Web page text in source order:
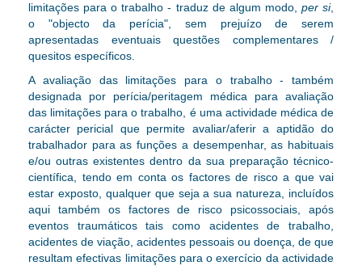
limitações para o trabalho - traduz de algum modo, per si,
o "objecto da perícia" , sem prejuízo de serem
apresentadas eventuais questões complementares /
quesitos específicos
A avaliação das limitações para o trabalho - também
designada por perícia/peritagem médica para avaliação
das limitações para o trabalho, é uma actividade médica de
carácter pericial que permite avaliar/aferir a aptidão do
trabalhador para as funções a desempenhar, as habituais
e/ou outras existentes dentro da sua preparação técnico-
científica, tendo em conta os factores de risco a que vai
estar exposto, qualquer que seja a sua natureza, incluídos
aqui também os factores de risco psicossociais, após
eventos traumáticos tais como acidentes de trabalho,
acidentes de viação, acidentes pessoais ou doença, de que
resultam efectivas limitações para o exercício da actividade